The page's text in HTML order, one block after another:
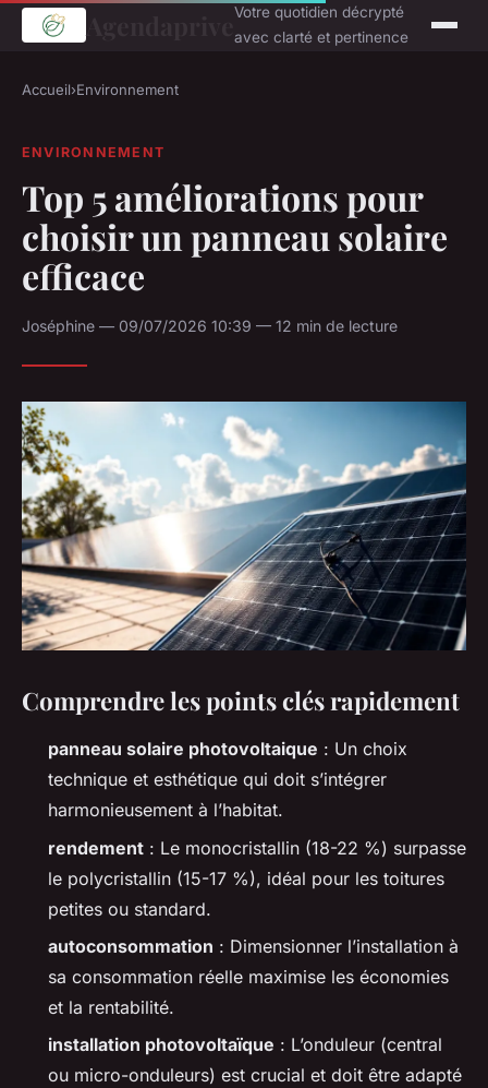
Votre quotidien décrypté
avec clarté et pertinence
Accueil›Environnement
ENVIRONNEMENT
Top 5 améliorations pour
choisir un panneau solaire
efficace
Joséphine — 09/07/2026 10:39 — 12 min de lecture
Comprendre les points clés rapidement
panneau solaire photovoltaique : Un choix
technique et esthétique qui doit s’intégrer
harmonieusement à l’habitat.
rendement : Le monocristallin (18-22 %) surpasse
le polycristallin (15-17 %), idéal pour les toitures
petites ou standard.
autoconsommation : Dimensionner l’installation à
sa consommation réelle maximise les économies
et la rentabilité.
installation photovoltaïque : L’onduleur (central
ou micro-onduleurs) est crucial et doit être adapté